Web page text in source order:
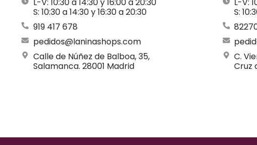
S: 10:30 a 14:30 y 16:30 a 20:30
919 417 678
pedidos@laninashops.com
Calle de Núñez de Balboa, 35,
Salamanca. 28001 Madrid
S:
C.
Cruz